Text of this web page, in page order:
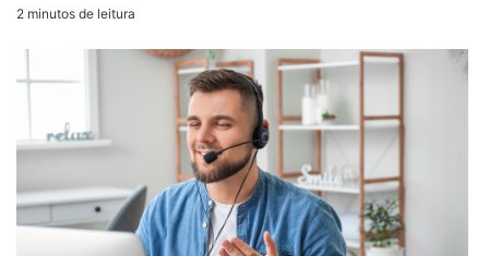
2 minutos de leitura